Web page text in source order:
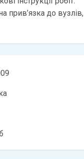
прив’язка до вузлів,